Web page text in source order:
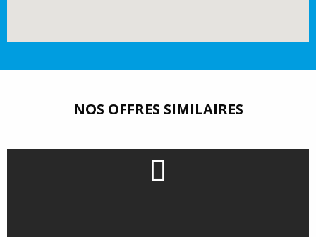
NOS OFFRES SIMILAIRES